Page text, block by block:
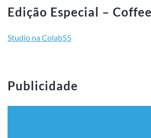
Edição Especial –
Studio na Colab55
Publicidade